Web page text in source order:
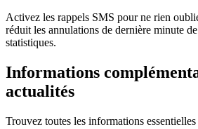
Activez les rappels SMS pour ne rien
réduit les annulations de dernière minute
statistiques.
Informations
actualités
Trouvez toutes les informations